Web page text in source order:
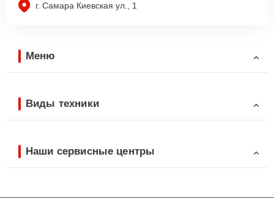
г. Самара Киевская ул., 1
Меню
Виды техники
Наши сервисные центры